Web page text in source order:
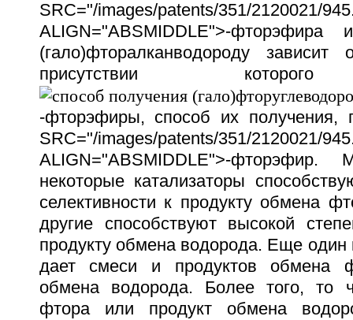
SRC="/images/patents/351/2120021/
ALIGN="ABSMIDDLE">-фторэфира
(гало)фторалканводороду зависит
присутствии которого
-фторэфиры, способ их
SRC="/images/patents/351/2120021/
ALIGN="ABSMIDDLE">-
некоторые катализаторы
селективности к продукту обмена
другие способствуют высокой
продукту обмена водорода. Еще один
дает смеси и продуктов обмена
обмена водорода. Более того, то
фтора или продукт обмена